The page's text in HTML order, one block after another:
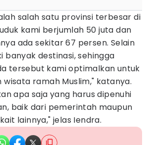
salah satu provinsi terbesar di
kami berjumlah 50 juta dan
ada sekitar 67 persen. Selain
banyak destinasi, sehingga
tersebut kami optimalkan untuk
ramah Muslim," katanya.
apa saja yang harus dipenuhi
baik dari pemerintah maupun
lainnya," jelas Iendra.